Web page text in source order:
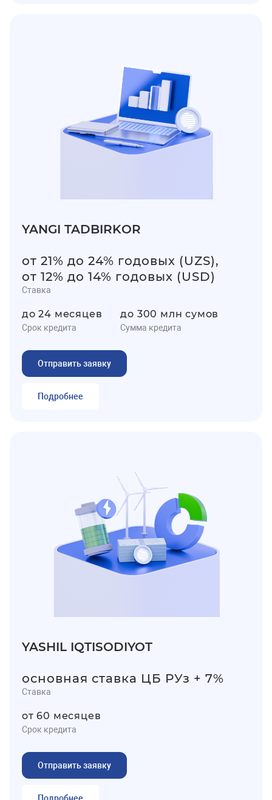
YANGI TADBIRKOR
от 21% до 24% годовых (UZS),
от 12% до 14% годовых (USD)
Ставка
до 24 месяцев
Срок кредита
до 300 млн сумов
Сумма кредита
Отправить заявку
Подробнее
YASHIL IQTISODIYOT
основная ставка ЦБ РУз + 7%
Ставка
от 60 месяцев
Срок кредита
Отправить заявку